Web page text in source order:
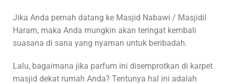
Jika Anda pernah datang ke Masjid Nabawi / Masjidil
Haram, maka Anda mungkin akan teringat kembali
suasana di sana yang nyaman untuk beribadah.
Lalu, bagaimana jika parfum ini disemprotkan di karpet
masjid dekat rumah Anda? Tentunya hal ini adalah